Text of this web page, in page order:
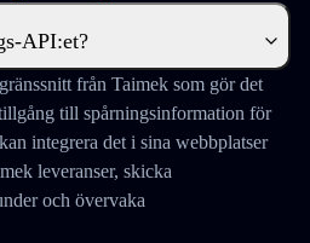
API:et?
från Taimek som gör det
till spårningsinformation för
integrera det i sina webbplatser
leveranser, skicka
och övervaka